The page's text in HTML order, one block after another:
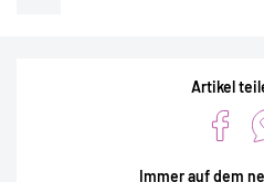
Artikel
Immer auf dem